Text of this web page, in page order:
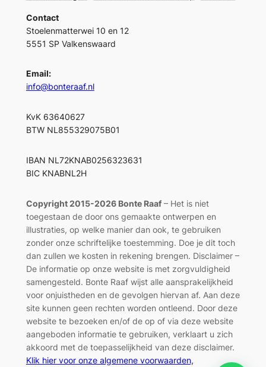
Contact
Stoelenmatterwei 10 en 12
5551 SP Valkenswaard
Email:
info@bonteraaf.nl
KvK 63640627
BTW NL855329075B01
IBAN NL72KNAB0256323631
BIC KNABNL2H
Copyright 2015-2026 Bonte Raaf– Het is niet
toegestaan de door ons gemaakte ontwerpen en
illustraties, op welke manier dan ook, te gebruiken
zonder onze schriftelijke toestemming. Doe je dit toch
dan zullen we kosten in rekening brengen. Disclaimer –
De informatie op onze website is met zorgvuldigheid
samengesteld. Bonte Raaf wijst alle aansprakelijkheid
voor onjuistheden en de gevolgen hiervan af. Aan deze
site kunnen geen rechten worden ontleend. Door deze
website te bezoeken en/of de op of via deze website
aangeboden informatie te gebruiken, verklaart u zich
akkoord met de toepasselijkheid van deze disclaimer.
Klik hier voor onze algemene voorwaarden,